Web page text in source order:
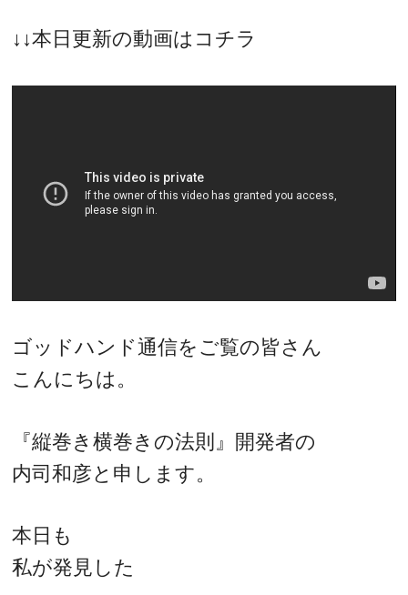
↓↓本日更新の動画はコチラ
ゴッドハンド通信をご覧の皆さん
こんにちは。
『縦巻き横巻きの法則』開発者の
内司和彦と申します。
本日も
私が発見した